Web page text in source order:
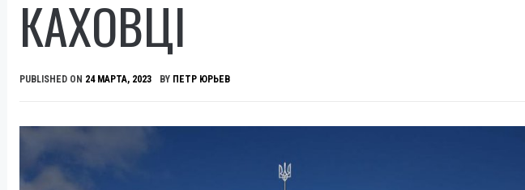
КАХОВЦІ
PUBLISHED ON 24 МАРТА, 2023 BY ПЕТР ЮРЬЕВ